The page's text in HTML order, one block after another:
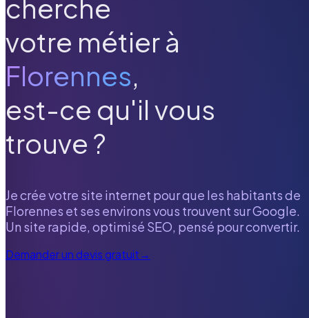
cherche
votre métier à
Florennes,
est-ce qu'il vous
trouve ?
Je crée votre site internet pour que les habitants de
Florennes et ses environs vous trouvent sur Google.
Un site rapide, optimisé SEO, pensé pour convertir.
Demander un devis gratuit→